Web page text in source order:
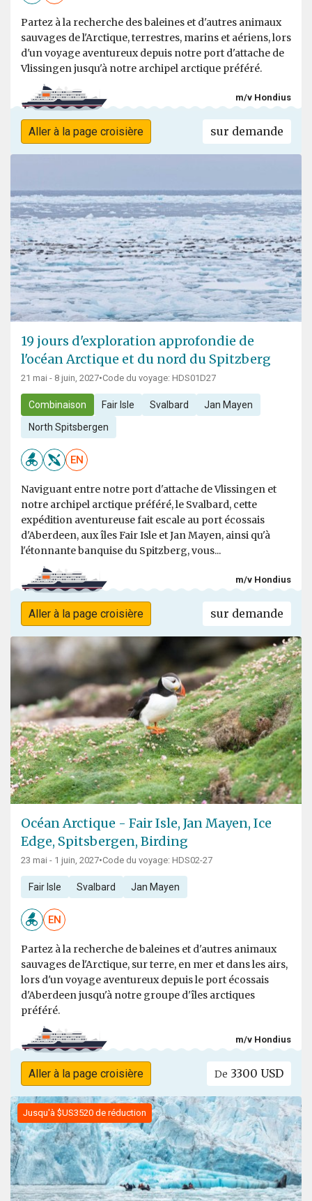
Partez à la recherche des baleines et d'autres animaux
sauvages de l'Arctique, terrestres, marins et aériens, lors
d'un voyage aventureux depuis notre port d'attache de
Vlissingen jusqu'à notre archipel arctique préféré.
m/v Hondius
Aller à la page croisière sur demande
19 jours d'exploration approfondie de
l'océan Arctique et du nord du Spitzberg
21 mai - 8 juin, 2027•Code du voyage: HDS01D27
Combinaison Fair Isle Svalbard Jan Mayen
North Spitsbergen
EN
Naviguant entre notre port d'attache de Vlissingen et
notre archipel arctique préféré, le Svalbard, cette
expédition aventureuse fait escale au port écossais
d'Aberdeen, aux îles Fair Isle et Jan Mayen, ainsi qu'à
l'étonnante banquise du Spitzberg, vous...
m/v Hondius
Aller à la page croisière sur demande
Océan Arctique - Fair Isle, Jan Mayen, Ice
Edge, Spitsbergen, Birding
23 mai - 1 juin, 2027•Code du voyage: HDS02-27
Fair Isle Svalbard Jan Mayen
EN
Partez à la recherche de baleines et d'autres animaux
sauvages de l'Arctique, sur terre, en mer et dans les airs,
lors d'un voyage aventureux depuis le port écossais
d'Aberdeen jusqu'à notre groupe d'îles arctiques
préféré.
m/v Hondius
Aller à la page croisière De 3300 USD
Jusqu'à $US3520 de réduction